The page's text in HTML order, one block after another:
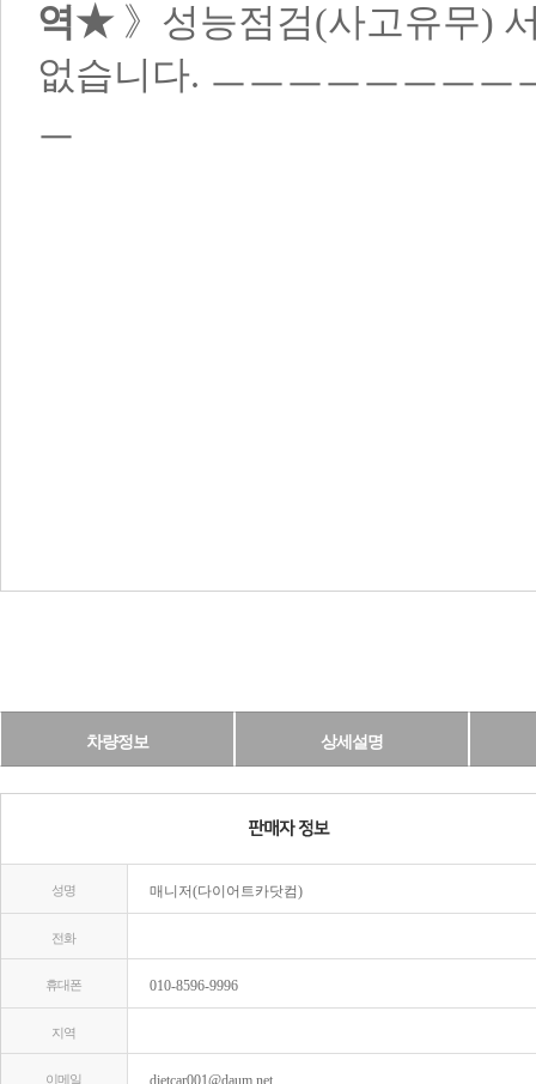
역★》성능점검(사고유무)
없습니다. ㅡㅡㅡㅡㅡㅡㅡㅡ
ㅡ
차량정보 상세설명
성명 매니저(다이어트카닷컴)
전화
휴대폰 010-8596-9996
지역
이메일 dietcar001@daum.net